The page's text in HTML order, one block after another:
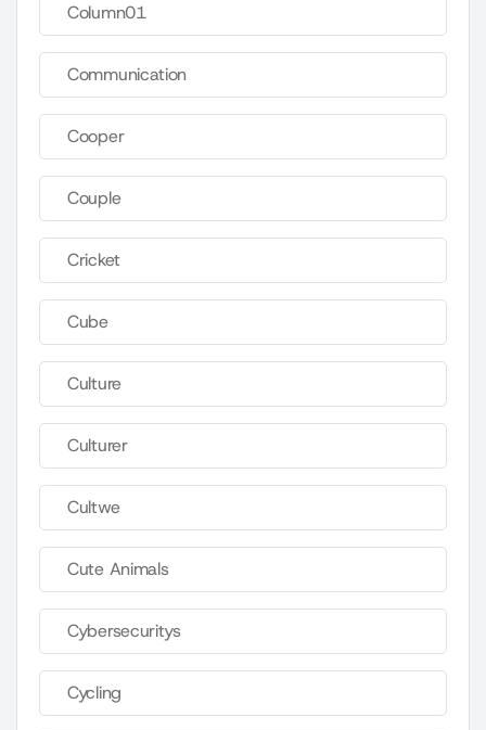
Column01
Communication
Cooper
Couple
Cricket
Cube
Culture
Culturer
Cultwe
Cute Animals
Cybersecuritys
Cycling